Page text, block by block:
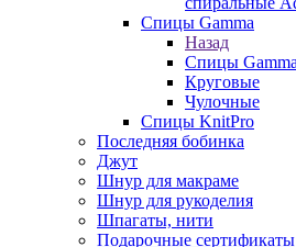
Спицы Gamma
Назад
Спицы Gamma
Круговые
Чулочные
Спицы KnitPro
Последняя бобинка
Джут
Шнур для макраме
Шнур для рукоделия
Шпагаты, нити
Подарочные сертификаты